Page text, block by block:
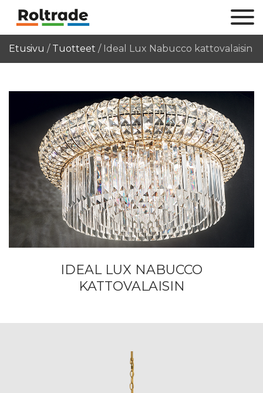
Etusivu / Tuotteet / Ideal Lux Nabucco kattovalaisin
IDEAL LUX NABUCCO
KATTOVALAISIN